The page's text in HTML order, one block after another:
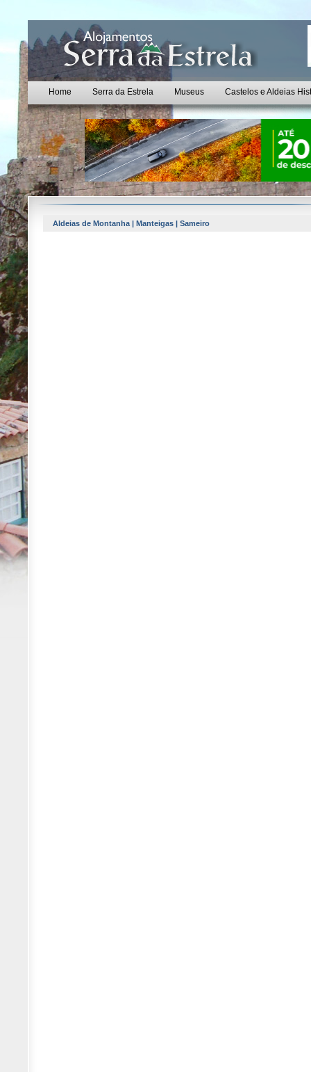
Home Serra da Estrela Museus Castelos e Aldeias
Aldeias de Montanha | Manteigas | Sameiro